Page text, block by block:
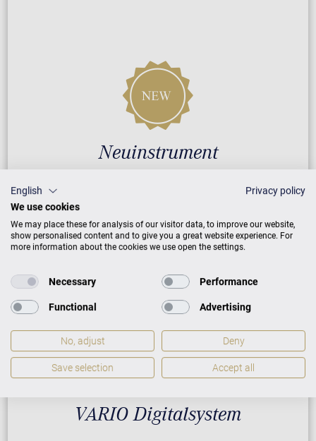
Neuinstrument
Reparatur durch Fachleute
VARIO Digitalsystem
English
Privacy policy
We use cookies
We may place these for analysis of our visitor data, to improve our website,
show personalised content and to give you a great website experience. For
more information about the cookies we use open the settings.
Necessary Performance
Functional Advertising
No, adjust Deny
Save selection Accept all